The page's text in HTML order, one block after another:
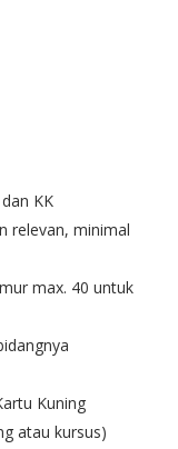
KK
relevan, minimal
max. 40 untuk
Kuning
atau kursus)